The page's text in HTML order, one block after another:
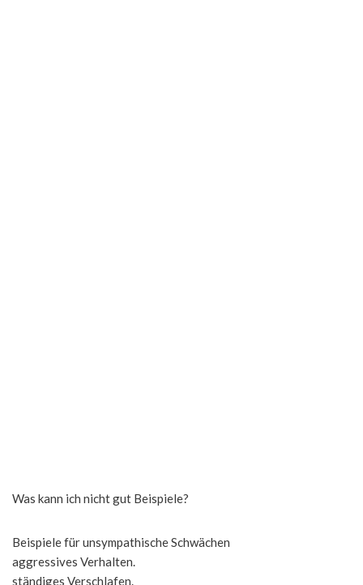
Was kann ich nicht gut Beispiele?
Beispiele für unsympathische Schwächen
aggressives Verhalten.
ständiges Verschlafen.